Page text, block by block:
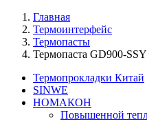
Главная
Термоинтерфейс
Термопасты
Термопаста GD900-
Термопрокладки Китай
SINWE
НОМАКОН
Повышенной